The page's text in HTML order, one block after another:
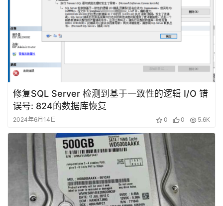
修复SQL Server 检测到基于一致性的逻辑 I/O 错
误号: 824的数据库恢复
2024年6月14日 0 0 5.6K